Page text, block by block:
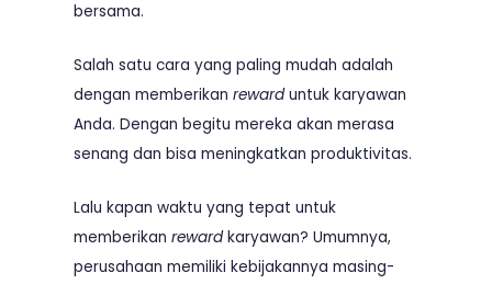
bersama.
Salah satu cara yang paling mudah adalah
dengan memberikan rewarduntuk karyawan
Anda. Dengan begitu mereka akan merasa
senang dan bisa meningkatkan produktivitas.
Lalu kapan waktu yang tepat untuk
memberikan rewardkaryawan? Umumnya,
perusahaan memiliki kebijakannya masing-